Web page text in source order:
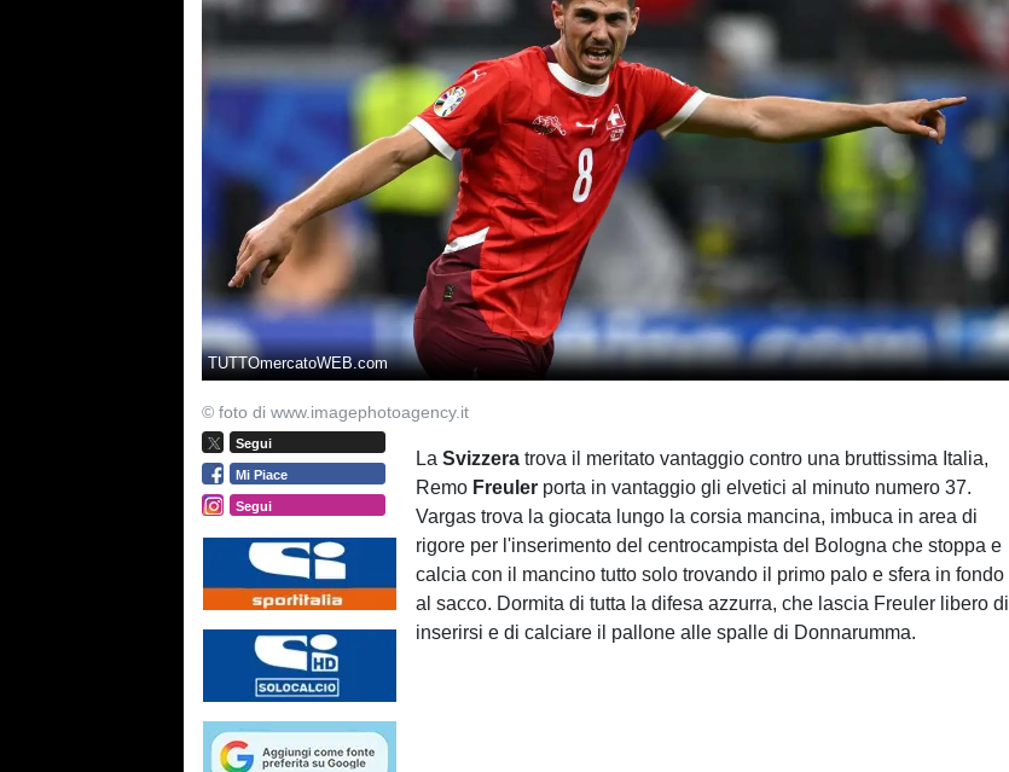
TUTTOmercatoWEB.com
© foto di www.imagephotoagency.it
Segui
Mi Piace
Segui
LaSvizzera trova il meritato vantaggio contro una bruttissima Italia,
Remo Freuler porta in vantaggio gli elvetici al minuto numero 37.
Vargas trova la giocata lungo la corsia mancina, imbuca in area di
rigore per l'inserimento del centrocampista del Bologna che stoppa e
calcia con il mancino tutto solo trovando il primo palo e sfera in fondo
al sacco. Dormita di tutta la difesa azzurra, che lascia Freuler libero di
inserirsi e di calciare il pallone alle spalle di Donnarumma.